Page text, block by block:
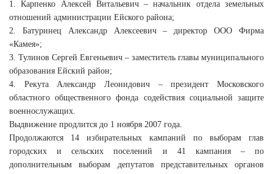
1. Карпенко Алексей Витальевич – начальник отдела земельных
отношений администрации Ейского района;
2. Батуринец Александр Алексеевич – директор ООО Фирма
«Камея»;
3. Тулинов Сергей Евгеньевич – заместитель главы муниципального
образования Ейский район;
4. Рекута Александр Леонидович – президент Московского
областного общественного фонда содействия социальной защите
военнослужащих.
Выдвижение продлится до 1 ноября 2007 года.
Продолжаются 14 избирательных кампаний по выборам глав
городских и сельских поселений и 41 кампания – по
дополнительным выборам депутатов представительных органов